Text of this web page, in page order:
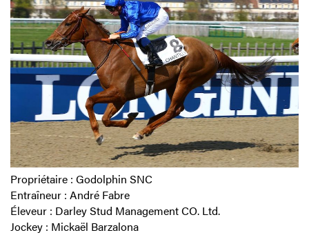
Propriétaire : Godolphin SNC
Entraîneur : André Fabre
Éleveur : Darley Stud Management CO. Ltd.
Jockey : Mickaël Barzalona